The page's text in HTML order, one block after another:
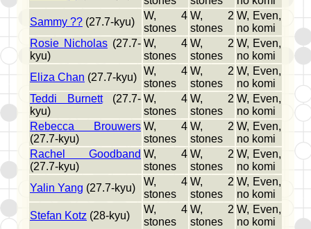
Sammy ?? (27.7-kyu)
W, 4
stones
W, 2
stones
W, Even,
no komi
Rosie Nicholas (27.7-
kyu)
W, 4
stones
W, 2
stones
W, Even,
no komi
Eliza Chan (27.7-kyu)
W, 4
stones
W, 2
stones
W, Even,
no komi
Teddi Burnett(27.7-
kyu)
W, 4
stones
W, 2
stones
W, Even,
no komi
Rebecca Brouwers
(27.7-kyu)
W, 4
stones
W, 2
stones
W, Even,
no komi
Rachel Goodband
(27.7-kyu)
W, 4
stones
W, 2
stones
W, Even,
no komi
Yalin Yang (27.7-kyu)
W, 4
stones
W, 2
stones
W, Even,
no komi
Stefan Kotz (28-kyu)
W, 4
stones
W, 2
stones
W, Even,
no komi